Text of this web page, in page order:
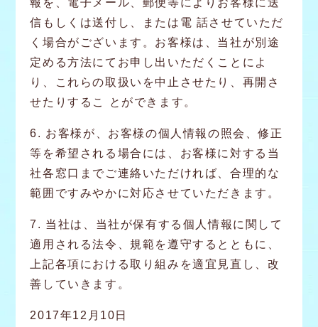
報を、電子メール、郵便等によりお客様に送
信もしくは送付し、または電 話させていただ
く場合がございます。お客様は、当社が別途
定める方法にてお申し出いただくことによ
り、これらの取扱いを中止させたり、再開さ
せたりするこ とができます。
6. お客様が、お客様の個人情報の照会、修正
等を希望される場合には、お客様に対する当
社各窓口までご連絡いただければ、合理的な
範囲ですみやかに対応させていただきます。
7. 当社は、当社が保有する個人情報に関して
適用される法令、規範を遵守するとともに、
上記各項における取り組みを適宜見直し、改
善していきます。
2017年12月10日